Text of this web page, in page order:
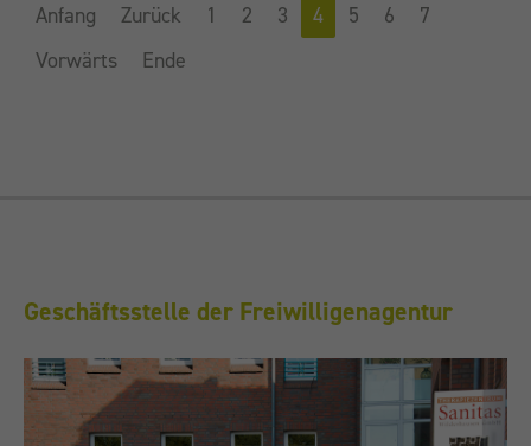
Anfang
Zurück 1 2 3 4 5 6
7
Vorwärts
Ende
Geschäftsstelle der Freiwilligenagentur